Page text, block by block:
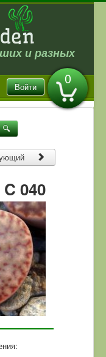
и разных
0
Войти
040